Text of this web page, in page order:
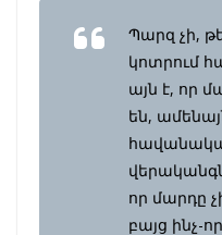
Պարզ չի,
կոտրում
այն է, որ
են,
որ մարդը
բայց ինչ-